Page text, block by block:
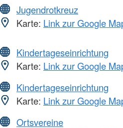
Jugendrotkreuz
Karte: Link zur Google
Kindertageseinrichtung
Karte: Link zur Google
Kindertageseinrichtung
Karte: Link zur Google
Ortsvereine